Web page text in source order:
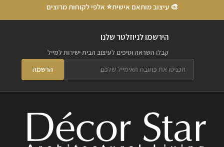
🎨 עיצוב מותאם אישית⭐ אלפי לקוחות מרוצים
הירשמו לניוזלטר שלנו
קבלו השראה וטיפים לעיצוב הבית ישירות למייל
הרשמה